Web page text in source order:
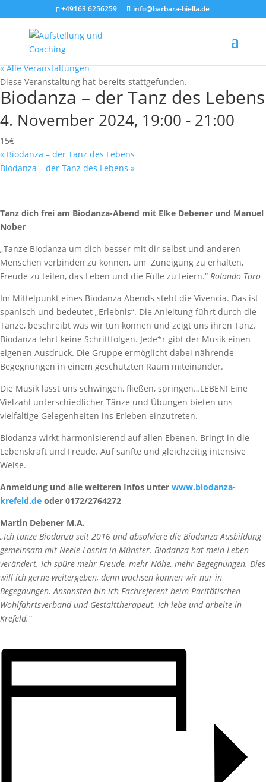
+49163 6256259 info@barbara-biella.de
« Alle Veranstaltungen
Diese Veranstaltung hat bereits stattgefunden.
Biodanza – der Tanz des Lebens
4. November 2024, 19:00 - 21:00
15€
« Biodanza – der Tanz des Lebens
Biodanza – der Tanz des Lebens »
Tanz dich frei am Biodanza-Abend mit Elke Debener und Manuel
Nober
„Tanze Biodanza um dich besser mit dir selbst und anderen
Menschen verbinden zu können, um Zuneigung zu erhalten,
Freude zu teilen, das Leben und die Fülle zu feiern.“ Rolando Toro
Im Mittelpunkt eines Biodanza Abends steht die Vivencia. Das ist
spanisch und bedeutet „Erlebnis“. Die Anleitung führt durch die
Tänze, beschreibt was wir tun können und zeigt uns ihren Tanz.
Biodanza lehrt keine Schrittfolgen. Jede*r gibt der Musik einen
eigenen Ausdruck. Die Gruppe ermöglicht dabei nährende
Begegnungen in einem geschützten Raum miteinander.
Die Musik lässt uns schwingen, fließen, springen…LEBEN! Eine
Vielzahl unterschiedlicher Tänze und Übungen bieten uns
vielfältige Gelegenheiten ins Erleben einzutreten.
Biodanza wirkt harmonisierend auf allen Ebenen. Bringt in die
Lebenskraft und Freude. Auf sanfte und gleichzeitig intensive
Weise.
Anmeldung und alle weiteren Infos unter www.biodanza-
krefeld.de oder 0172/2764272
Martin Debener M.A.
„Ich tanze Biodanza seit 2016 und absolviere die Biodanza Ausbildung
gemeinsam mit Neele Lasnia in Münster. Biodanza hat mein Leben
verändert. Ich spüre mehr Freude, mehr Nähe, mehr Begegnungen. Dies
will ich gerne weitergeben, denn wachsen können wir nur in
Begegnungen. Ansonsten bin ich Fachreferent beim Paritätischen
Wohlfahrtsverband und Gestalttherapeut. Ich lebe und arbeite in
Krefeld.“